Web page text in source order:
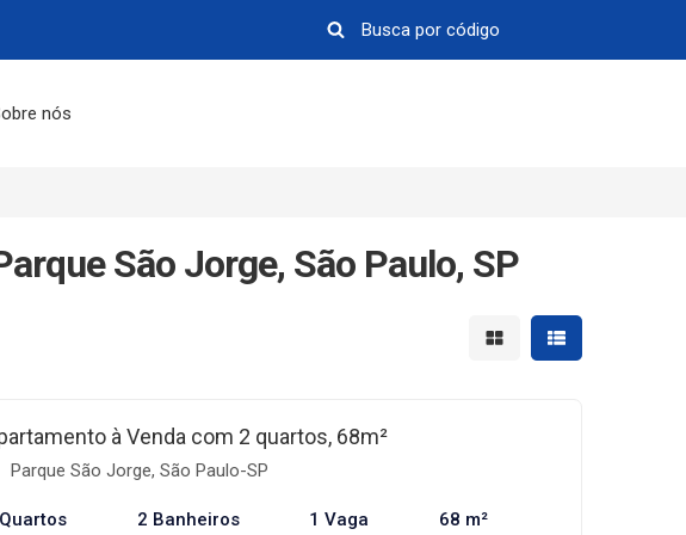
nós
São Jorge, São Paulo, SP
Mostrar resultados em
Mostrar
à Venda com 2 quartos, 68m²
Parque São Jorge, São Paulo-SP
2 Banheiros 1 Vaga 68 m²